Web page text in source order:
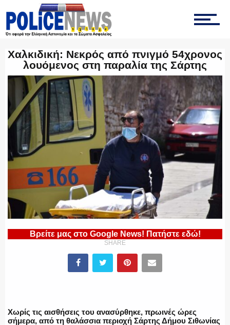
ΤΡΟΧΑΙΑ
ΟΜΑΔΑ “Ζ”
ΥΑΤ/ΥΜΕΤ
Χαλκιδική: Νεκρός από πνιγμό 54χρονος
λουόμενος στη παραλία της Σάρτης
Βρείτε μας στο Google News! Πατήστε εδώ!
SHARE
Χωρίς τις αισθήσεις του ανασύρθηκε, πρωινές ώρες
σήμερα, από τη θαλάσσια περιοχή Σάρτης Δήμου Σιθωνίας